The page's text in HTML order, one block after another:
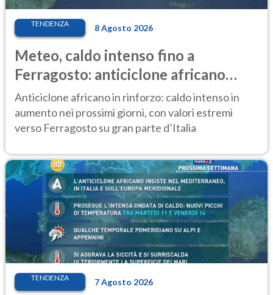
TENDENZA 8 Agosto 2026
Meteo, caldo intenso fino a
Ferragosto: anticiclone africano
ancora protagonista
Anticiclone africano in rinforzo: caldo intenso in
aumento nei prossimi giorni, con valori estremi
verso Ferragosto su gran parte d’Italia
TENDENZA 7 Agosto 2026